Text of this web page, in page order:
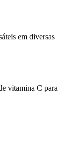
em diversas
vitamina C para